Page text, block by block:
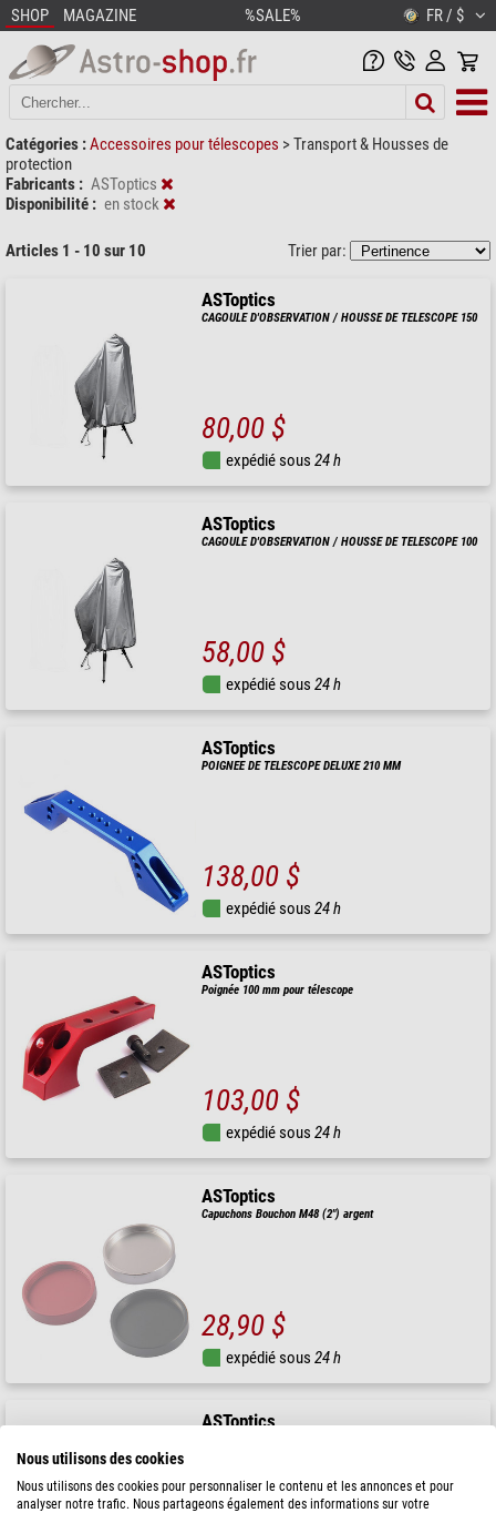
SHOP MAGAZINE %SALE% FR / $
Catégories :Accessoires pour télescopes >Transport & Housses de
protection
Fabricants : ASToptics
Disponibilité : en stock
Articles 1 - 10 sur 10 Trier par:
ASToptics
CAGOULE D'OBSERVATION / HOUSSE DE TELESCOPE 150
80,00 $
expédié sous24 h
ASToptics
CAGOULE D'OBSERVATION / HOUSSE DE TELESCOPE 100
58,00 $
expédié sous24 h
ASToptics
POIGNEE DE TELESCOPE DELUXE 210 MM
138,00 $
expédié sous24 h
ASToptics
Poignée 100 mm pour télescope
103,00 $
expédié sous24 h
ASToptics
Capuchons Bouchon M48 (2") argent
28,90 $
expédié sous24 h
ASToptics
Nous utilisons des cookies
Nous utilisons des cookies pour personnaliser le contenu et les annonces et pour
analyser notre trafic. Nous partageons également des informations sur votre